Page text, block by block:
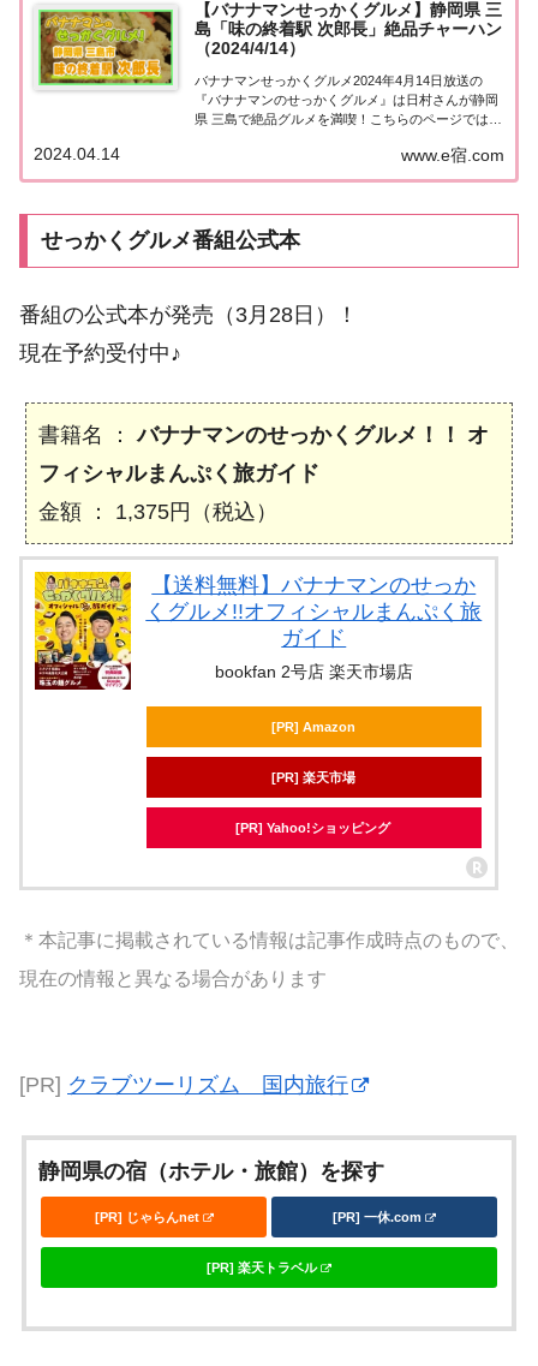
【バナナマンせっかくグルメ】静岡県 三
島「味の終着駅 次郎長」絶品チャーハン
（2024/4/14）
バナナマンせっかくグルメ2024年4月14日放送の
『バナナマンのせっかくグルメ』は日村さんが静岡
県 三島で絶品グルメを満喫！こちらのページではそ
とめました。詳しくはこちら！静岡県 三島「味の終
着駅 次郎長」地元の人に「せっかくこの町...
www.e宿.com
2024.04.14
せっかくグルメ番組公式本
番組の公式本が発売（3月28日）！
現在予約受付中♪
書籍名 ：バナナマンのせっかくグルメ！！ オ
フィシャルまんぷく旅ガイド
金額 ： 1,375円（税込）
【送料無料】バナナマンのせっか
くグルメ!!オフィシャルまんぷく旅
ガイド
bookfan 2号店 楽天市場店
[PR] Amazon
[PR] 楽天市場
[PR] Yahoo!ショッピング
＊本記事に掲載されている情報は記事作成時点のもので、
現在の情報と異なる場合があります
[PR] クラブツーリズム 国内旅行
静岡県の宿（ホテル・旅館）を探す
[PR] じゃらんnet [PR] 一休.com
[PR] 楽天トラベル